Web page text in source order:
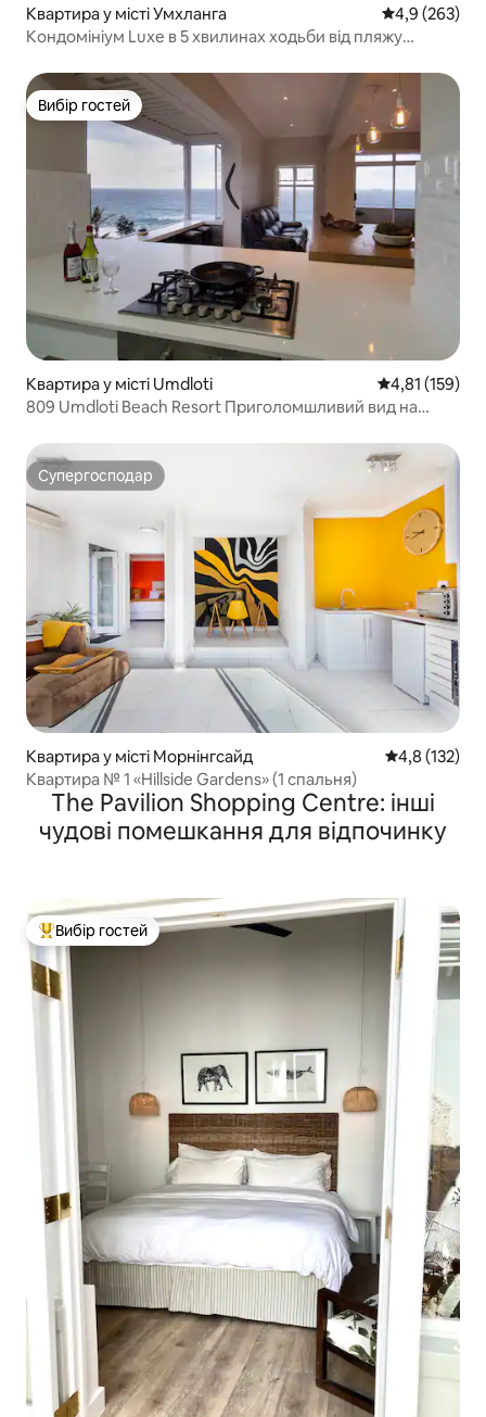
Квартира у місті Умхланга Середня
4,9 (263)
Кондомініум Luxe в 5 хвилинах ходьби від пляжу
Вибір гостей
Вибір гостей
Квартира у місті Umdloti Середня
4,81 (159)
809 Umdloti Beach Resort Приголомшливий вид на
Супергосподар
Супергосподар
Квартира у місті Морнінгсайд Середня
4,8 (132)
Квартира № 1 «Hillside Gardens» (1 спальня)
The Pavilion Shopping Centre: інші
чудові помешкання для відпочинку
Топ вибір гостей
Вибір гостей